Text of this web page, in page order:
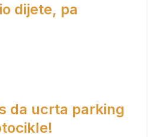
dijete, pa
da ucrta parking